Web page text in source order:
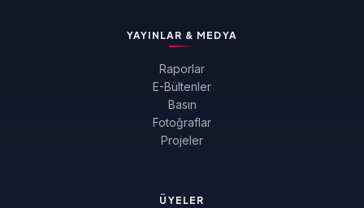
YAYINLAR & MEDYA
Raporlar
E-Bültenler
Basın
Fotoğraflar
Projeler
ÜYELER